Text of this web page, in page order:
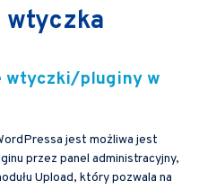
wtyczka
wtyczki/pluginy w
jest możliwa jest
przez panel administracyjny,
Upload, który pozwala na